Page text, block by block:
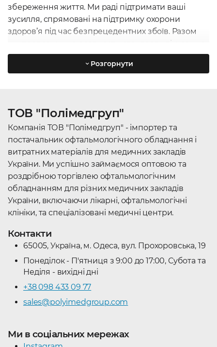
збереження життя. Ми раді підтримати ваші
зусилля, спрямовані на підтримку охорони
здоров’я під час безпрецедентних збоїв. Разом
ми продовжуємо розвивати стандарти лікування
в хірургії та впроваджувати інновації, щоб
покращити результати для пацієнтів у всьому
Україні
Шовний матеріал з голкою - лише мала частина
напрямків, чим відомий виробник
Johnson &
Johnson, Ethiconз .
Чому варто обрати виробника Johnson &
Johnson, Ethicon у Полімедгруп?
Гарантія якості, всі товари лише від офіційних
виробників;
Нашіфахівцізнають все проJohnson &
Johnson, Ethiconі зможуть допомогти з
Зручний спосіб оплати: безготівковий
розрахунок банківською картою, післяплатою
або оплата готівкою;
Доставка по Україні
Розгорнути
ТОВ "Полімедгруп"
Компанія ТОВ "Полімедгруп" - імпортер та
постачальник офтальмологічного обладнання і
витратних матеріалів для медичних закладів
України. Ми успішно займаємося оптовою та
роздрібною торгівлею офтальмологічним
обладнанням для різних медичних закладів
України, включаючи лікарні, офтальмологічні
клініки, та спеціалізовані медичні центри.
Контакти
65005, Україна, м. Одеса, вул. Прохоровська, 19
Понеділок - П'ятниця з 9:00 до 17:00, Субота та
Неділя - вихідні дні
+38 098 433 09 77
sales@polyimedgroup.com
Ми в соціальних мережах